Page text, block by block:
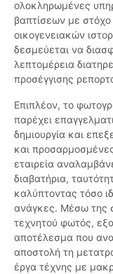
ολοκληρωμένες
βαπτίσεων με
οικογενειακών
δεσμεύεται να
λεπτομέρεια
προσέγγισης
Επιπλέον, το
παρέχει
δημιουργία και
και
εταιρεία
διαβατήρια,
καλύπτοντας τόσο
ανάγκες. Μέσω της
τεχνητού φωτός,
αποτέλεσμα που
αποστολή τη
έργα τέχνης με